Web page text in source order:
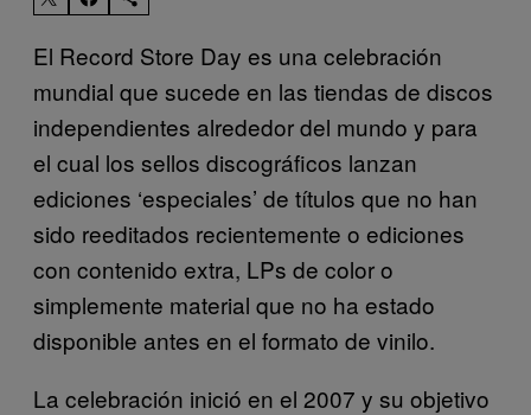
El Record Store Day es una celebración
mundial que sucede en las tiendas de discos
independientes alrededor del mundo y para
el cual los sellos discográficos lanzan
ediciones ‘especiales’ de títulos que no han
sido reeditados recientemente o ediciones
con contenido extra, LPs de color o
simplemente material que no ha estado
disponible antes en el formato de vinilo.
La celebración inició en el 2007 y su objetivo